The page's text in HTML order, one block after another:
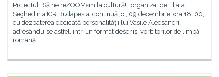
Proiectul „Să ne reZOOMăm la cultură!”, organizat deFiliala
Seghedin a ICR Budapesta, continuă joi, 09 decembrie, ora 18. 00,
cu dezbaterea dedicată personalității lui Vasile Alecsandri,
adresându-se astfel, într-un format deschis, vorbitorilor de limbă
română